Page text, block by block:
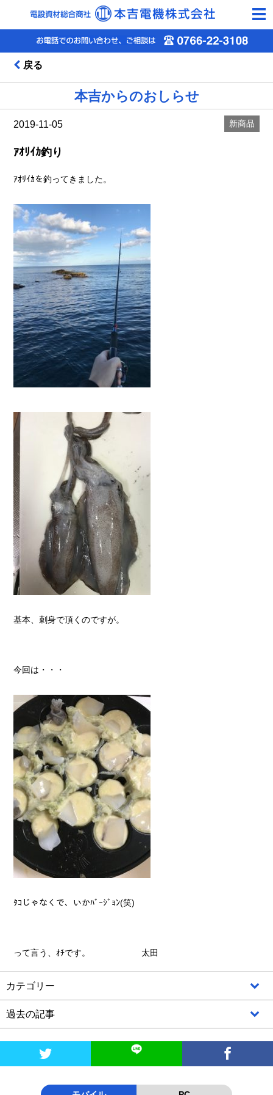
戻る
本吉からのおしらせ
2019-11-05 新商品
ｱｵﾘｲｶ釣り
ｱｵﾘｲｶを釣ってきました。
基本、刺身で頂くのですが。
今回は・・・
ﾀｺじゃなくで、いかﾊﾞｰｼﾞｮﾝ(笑)
って言う、ｵﾁです。 太田
カテゴリー
過去の記事
 